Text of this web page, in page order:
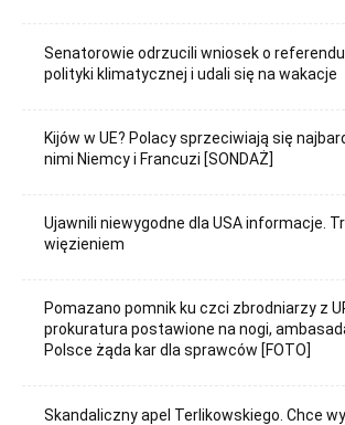
Senatorowie odrzucili wniosek o
polityki klimatycznej i udali się na wakacje
Kijów w UE? Polacy sprzeciwiają się
nimi Niemcy i Francuzi [SONDAŻ]
Ujawnili niewygodne dla USA informacje.
więzieniem
Pomazano pomnik ku czci zbrodniarzy z
prokuratura postawione na nogi,
Polsce żąda kar dla sprawców [FOTO]
Skandaliczny apel Terlikowskiego. Chce